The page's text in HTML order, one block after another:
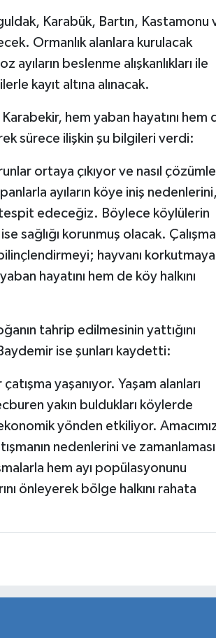
Karabük, Bartın, Kastamonu
Ormanlık alanlara kurulacak
beslenme alışkanlıkları ile
kayıt altına alınacak.
hem yaban hayatını hem
sürece ilişkin şu bilgileri verdi:
ortaya çıkıyor ve nasıl
ayıların köye iniş nedenlerini,
tespit edeceğiz. Böylece köylülerin
sağlığı korunmuş olacak. Çalışma
hayvanı korkutmaya
hayatını hem de köy halkını
tahrip edilmesinin yattığını
ise şunları kaydetti:
yaşanıyor. Yaşam alanları
yakın buldukları köylerde
yönden etkiliyor.
nedenlerini ve
hem ayı popülasyonunu
önleyerek bölge halkını rahata